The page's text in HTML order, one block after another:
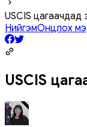
USCIS
НийгэмОнцлох
USCIS